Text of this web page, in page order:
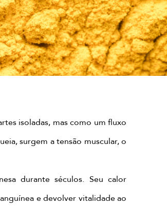
massagem corporal de gengibre
ritual lisboa
corporal matcha
isoladas, mas como um fluxo
surgem a tensão muscular, o
durante séculos. Seu calor
e devolver vitalidade ao